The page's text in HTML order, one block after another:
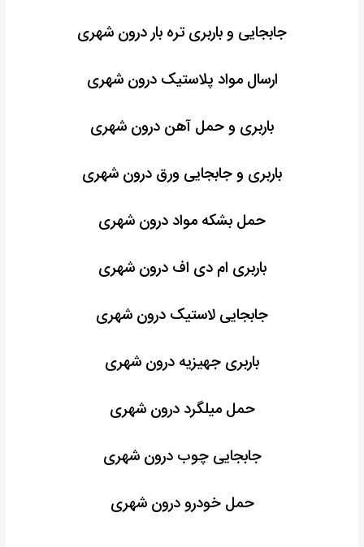
جابجایی و باربری تره بار درون شهری
ارسال مواد پلاستیک درون شهری
باربری و حمل آهن درون شهری
باربری و جابجایی ورق درون شهری
حمل بشکه مواد درون شهری
باربری ام دی اف درون شهری
جابجایی لاستیک درون شهری
باربری جهیزیه درون شهری
حمل میلگرد درون شهری
جابجایی چوب درون شهری
حمل خودرو درون شهری